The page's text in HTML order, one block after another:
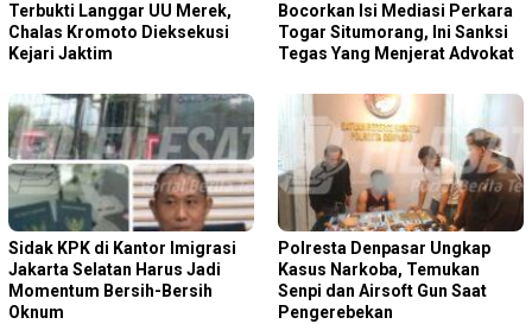
Terbukti Langgar UU Merek,
Chalas Kromoto Dieksekusi
Kejari Jaktim
Bocorkan Isi Mediasi Perkara
Togar Situmorang, Ini Sanksi
Tegas Yang Menjerat Advokat
Sidak KPK di Kantor Imigrasi
Jakarta Selatan Harus Jadi
Momentum Bersih-Bersih
Oknum
Polresta Denpasar Ungkap
Kasus Narkoba, Temukan
Senpi dan Airsoft Gun Saat
Pengerebekan